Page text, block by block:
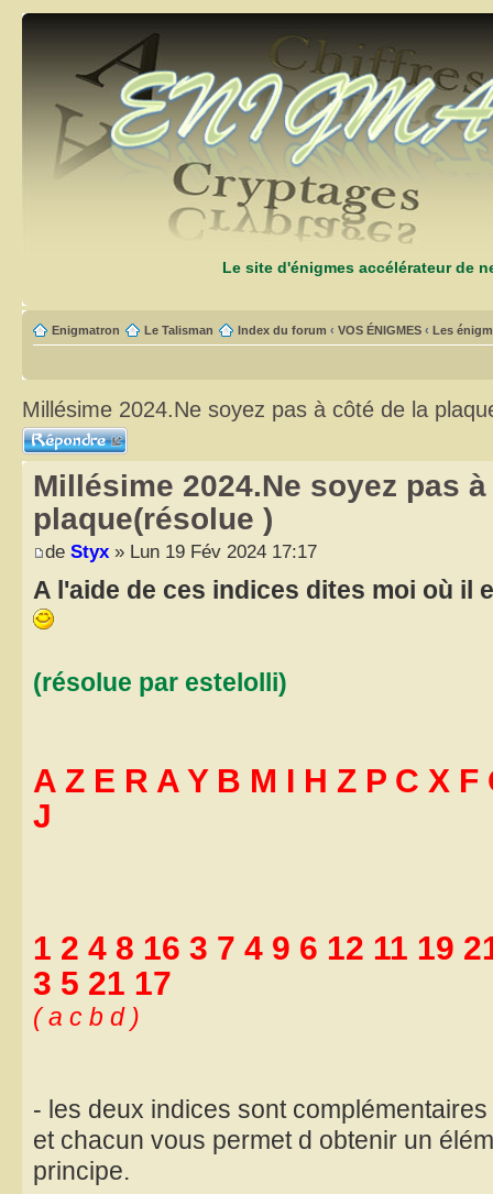
Le site d'énigmes accélérateur de
Enigmatron Le Talisman Index du forum ‹ VOS ÉNIGMES ‹ Les
Millésime 2024.Ne soyez pas à côté de la
Répondre
Millésime 2024.Ne soyez pas
plaque(résolue )
de Styx » Lun 19 Fév 2024 17:17
A l'aide de ces indices dites moi où il
(résolue par estelolli)
A Z E R A Y B M I H Z P C X
J
1 2 4 8 16 3 7 4 9 6 12 11 19
3 5 21 17
( a c b d )
- les deux indices sont
et chacun vous permet d obtenir un
principe.